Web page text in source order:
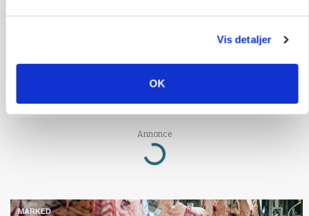
Vis detaljer
OK
Grisebestanden stiger trods svagere
avlsbestand
Annonce
Loading...
MARKED